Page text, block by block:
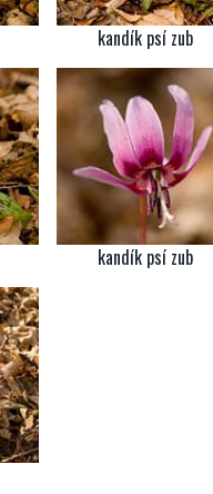
kandík psí zub
kandík psí zub